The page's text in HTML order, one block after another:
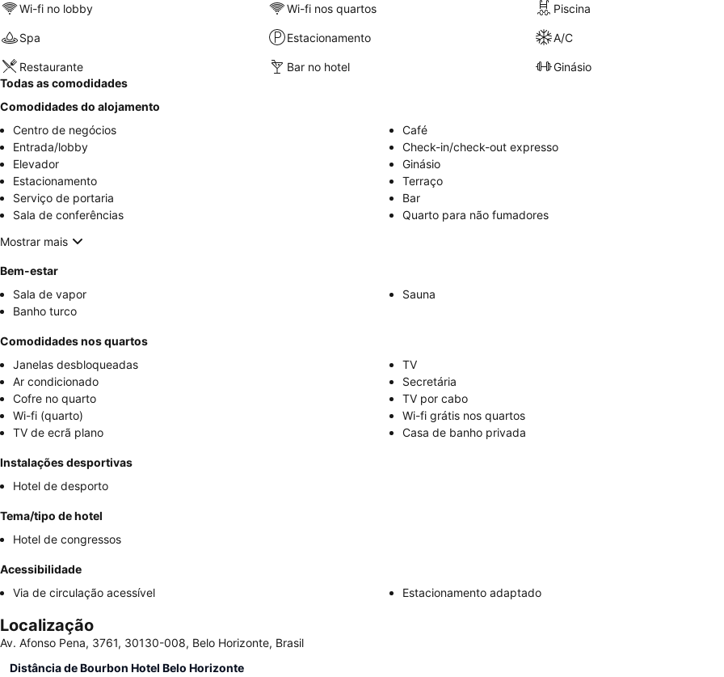
Wi-fi no lobby Wi-fi nos quartos Piscina
Spa Estacionamento A/C
Restaurante Bar no hotel
Ginásio
Todas as comodidades
Comodidades do alojamento
Centro de negócios
Café
Entrada/lobby
Check-in/check-out expresso
Elevador
Ginásio
Estacionamento
Terraço
Serviço de portaria
Bar
Sala de conferências
Quarto para não fumadores
Mostrar mais
Bem-estar
Sala de vapor
Sauna
Banho turco
Comodidades nos quartos
Janelas desbloqueadas
TV
Ar condicionado
Secretária
Cofre no quarto
TV por cabo
Wi-fi (quarto)
Wi-fi grátis nos quartos
TV de ecrã plano
Casa de banho privada
Instalações desportivas
Hotel de desporto
Tema/tipo de hotel
Hotel de congressos
Acessibilidade
Via de circulação acessível
Estacionamento adaptado
Localização
Av. Afonso Pena, 3761, 30130-008, Belo Horizonte, Brasil
Distância de Bourbon Hotel Belo Horizonte